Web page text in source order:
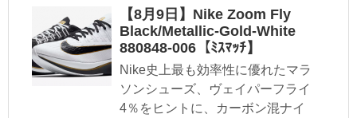
【8月9日】Nike Zoom Fly
Black/Metallic-Gold-White
880848-006【ﾐｽﾏｯﾁ】
Nike史上最も効率性に優れたマラ
ソンシューズ、ヴェイパーフライ
4％をヒントに、カーボン混ナイ